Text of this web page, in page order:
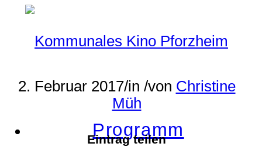
Programm
2. Februar 2017/in /von Christine
Müh
Eintrag teilen